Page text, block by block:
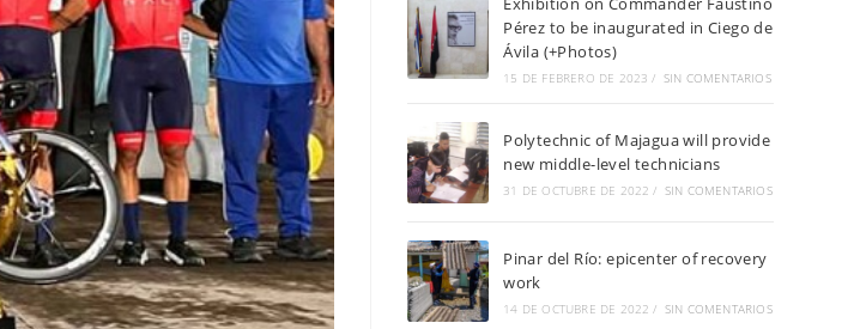
Pérez to be inaugurated in Ciego de
Ávila (+Photos)
15 DE FEBRERO DE 2023 / SIN COMENTARIOS
Polytechnic of Majagua will provide
new middle-level technicians
31 DE OCTUBRE DE 2022 / SIN COMENTARIOS
Pinar del Río: epicenter of recovery
work
14 DE OCTUBRE DE 2022 / SIN COMENTARIOS